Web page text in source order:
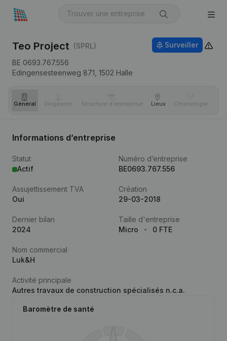
Teo Project (SPRL)
BE 0693.767.556
Edingensesteenweg 871, 1502 Halle
Surveiller
Général Dirigeants Structure d'entreprise Lieux Chronologie
Informations d’entreprise
Statut
Actif
Numéro d’entreprise
BE0693.767.556
Assujettissement TVA
Oui
Création
29-03-2018
Dernier bilan
2024
Taille d'entreprise
Micro
0 FTE
Nom commercial
Luk&H
Activité principale
Autres travaux de construction spécialisés n.c.a.
Baromètre de santé